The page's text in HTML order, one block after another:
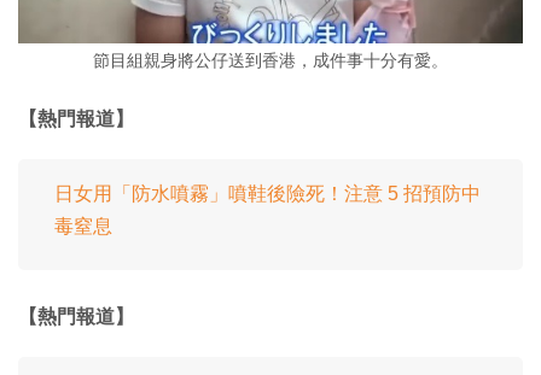
節目組親身將公仔送到香港，成件事十分有愛。
【熱門報道】
日女用「防水噴霧」噴鞋後險死！注意 5 招預防中
毒窒息
【熱門報道】